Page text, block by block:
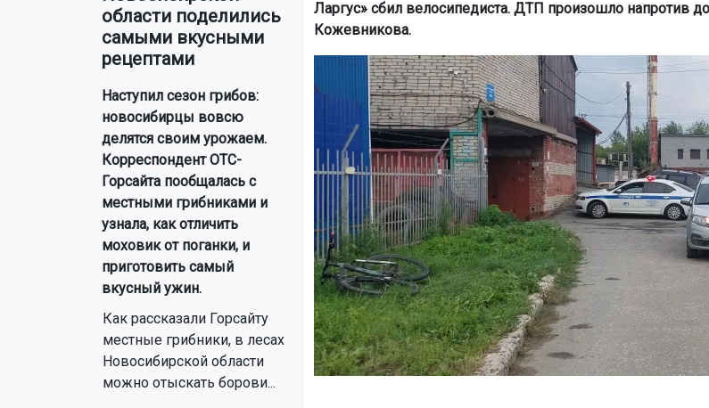
области поделились
самыми вкусными
рецептами
Наступил сезон грибов:
новосибирцы вовсю
делятся своим урожаем.
Корреспондент ОТС-
Горсайта пообщалась с
местными грибниками и
узнала, как отличить
моховик от поганки, и
приготовить самый
вкусный ужин.
Как рассказали Горсайту
местные грибники, в лесах
Новосибирской области
можно отыскать борови...
Ларгус» сбил велосипедиста. ДТП произошло напротив
Кожевникова.